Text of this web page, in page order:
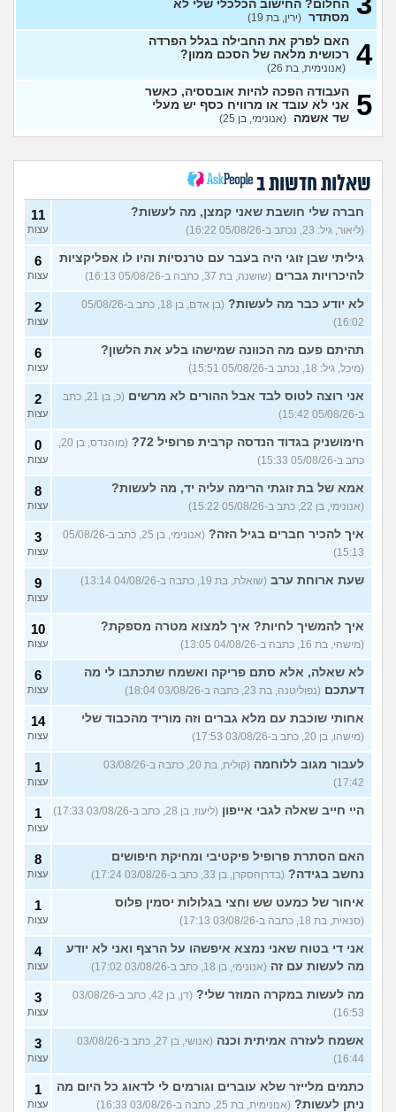
(נקטרינה, בת 30)
איך לבטל הכל ולהחזיר את
הסכום ששילמתי?
(אנונימית, בת
90)
0
מרגיש תקוע במקום מבחינת
עבודה והחיים (עוד אחד, בן 31)
1
איך לעזאזל בעל עסק יכול
לעשות פה כסף? (סתםאחד, בן
עצות
איך להרוויח הרבה כסף?
(Lisa,
בן 22)
איך אני יכול להתעשר על ידי
הקמת עסק בעצמי מאפס?
4
עצות
אוהב לבזבז יותר מידי, זה
בעייתי לחיות ככה? (אוהב לבזבז,
בן 35)
4
עצות
האם כדאי למכור את הקרן
כספית קסם אקטיב אירו?
9
עצות
תשלום טיפ בקופה - זה הגיוני? 4
אמורה לקבל ירושה, מה לעשות
עם הכסף?
10
מרגישה בתחתית כלכלית,
בעבודה בהכל יש לי סיבה?
(עמית, בת 24)
18
עצות
אם אני מוריד את המשוואה של
ההשוואה בצד האם אני ואישתי
במצב טוב?
(ריי מסטיריו, בן
29)
5
עצות
שוקל למשוך כספי פנסיה
תגמולים, מה ההשלכות של
5
עצות
עוד שאלות חדשות במדור
החלום? החישוב הכלכלי שלי לא
מסתדר (ירין, בת 19)
4 האם לפרק את החבילה בגלל הפרדה
רכושית מלאה של הסכם ממון?
(אנונימית, בת 26)
5 העבודה הפכה להיות אובססיה, כאשר
אני לא עובד או מרוויח כסף יש מעלי
שד אשמה (אנונימי, בן 25)
שאלות חדשות ב
חברה שלי חושבת שאני קמצן, מה לעשות?
(ליאור, גיל: 23, נכתב ב-05/08/26 16:22)
11
עצות
גיליתי שבן זוגי היה בעבר עם טרנסיות והיו לו אפליקציות
להיכרויות גברים (שושנה, בת 37, כתבה ב-05/08/26 16:13)
6
עצות
לא יודע כבר מה לעשות?
(בן אדם, בן 18, כתב ב-05/08/26
16:02)
2
עצות
תהיתם פעם מה הכוונה שמישהו בלע את הלשון?
(מיכל, גיל: 18, נכתב ב-05/08/26 15:51)
6
עצות
אני רוצה לטוס לבד אבל ההורים לא מרשים
(כ, בן 21, כתב
ב-05/08/26 15:42)
2
עצות
חימושניק בגדוד הנדסה קרבית פרופיל 72?
כתב ב-05/08/26 15:33)
0
עצות
אמא של בת זוגתי הרימה עליה יד, מה לעשות?
(אנונימי, בן 22, כתב ב-05/08/26 15:22)
8
עצות
איך להכיר חברים בגיל הזה?
(אנונימי, בן 25, כתב ב-05/08/26
15:13)
3
עצות
שעת ארוחת ערב (שואלת, בת 19, כתבה ב-04/08/26 13:14) 9
עצות
איך להמשיך לחיות? איך למצוא מטרה מספקת?
(מישהי, בת 16, כתבה ב-04/08/26 13:05)
10
עצות
לא שאלה, אלא סתם פריקה ואשמח שתכתבו לי מה
דעתכם (נפוליטנה, בת 23, כתבה ב-03/08/26 18:04)
6
עצות
אחותי שוכבת עם מלא גברים וזה מוריד מהכבוד שלי
(מישהו, בן 20, כתב ב-03/08/26 17:53)
14
עצות
לעבור מגוב ללוחמה
(קולית, בת 20, כתבה ב-03/08/26
17:42)
1
עצות
היי חייב שאלה לגבי אייפון (ליעוז, בן 28, כתב ב-03/08/26 17:33) 1
עצות
האם הסתרת פרופיל פיקטיבי ומחיקת חיפושים
נחשב בגידה? (בדרןהסקרן, בן 33, כתב ב-03/08/26 17:24)
8
עצות
איחור של כמעט שש וחצי בגלולות יסמין פלוס
(סנאית, בת 18, כתבה ב-03/08/26 17:13)
1
עצות
אני די בטוח שאני נמצא איפשהו על הרצף ואני לא יודע
מה לעשות עם זה (אנונימי, בן 18, כתב ב-03/08/26 17:02)
4
עצות
מה לעשות במקרה המוזר שלי?
(דן, בן 42, כתב ב-03/08/26
16:53)
3
עצות
אשמח לעזרה אמיתית וכנה
(אנושי, בן 27, כתב ב-03/08/26
16:44)
3
עצות
כתמים מלייזר שלא עוברים וגורמים לי לדאוג כל היום מה
ניתן לעשות? (אנונימית, בת 25, כתבה ב-03/08/26 16:33)
1
עצות